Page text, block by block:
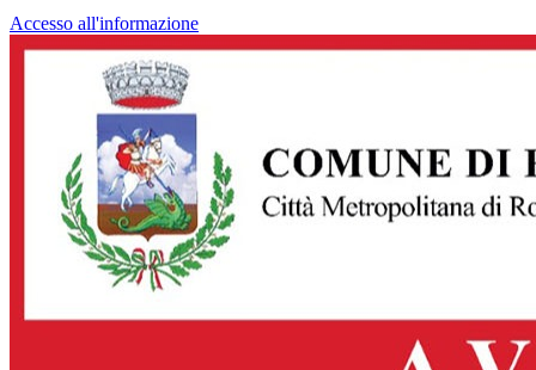
Accesso all'informazione